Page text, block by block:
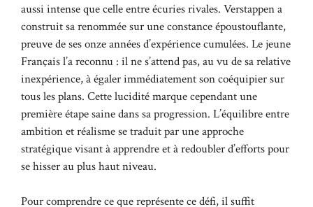
aussi intense que celle entre écuries rivales. Verstappen a
construit sa renommée sur une constance époustouflante,
preuve de ses onze années d’expérience cumulées. Le jeune
Français l’a reconnu : il ne s’attend pas, au vu de sa relative
inexpérience, à égaler immédiatement son coéquipier sur
tous les plans. Cette lucidité marque cependant une
première étape saine dans sa progression. L’équilibre entre
ambition et réalisme se traduit par une approche
stratégique visant à apprendre et à redoubler d’efforts pour
se hisser au plus haut niveau.
Pour comprendre ce que représente ce défi, il suffit